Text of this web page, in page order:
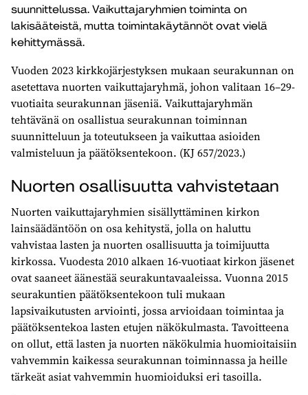
suunnittelussa. Vaikuttajaryhmien toiminta on
lakisääteistä, mutta toimintakäytännöt ovat vielä
kehittymässä.
Vuoden 2023 kirkkojärjestyksen mukaan seurakunnan on
asetettava nuorten vaikuttajaryhmä, johon valitaan 16–29-
vuotiaita seurakunnan jäseniä. Vaikuttajaryhmän
tehtävänä on osallistua seurakunnan toiminnan
suunnitteluun ja toteutukseen ja vaikuttaa asioiden
valmisteluun ja päätöksentekoon. (KJ 657/2023.)
Nuorten osallisuutta vahvistetaan
Nuorten vaikuttajaryhmien sisällyttäminen kirkon
lainsäädäntöön on osa kehitystä, jolla on haluttu
vahvistaa lasten ja nuorten osallisuutta ja toimijuutta
kirkossa. Vuodesta 2010 alkaen 16-vuotiaat kirkon jäsenet
ovat saaneet äänestää seurakuntavaaleissa. Vuonna 2015
seurakuntien päätöksentekoon tuli mukaan
lapsivaikutusten arviointi, jossa arvioidaan toimintaa ja
päätöksentekoa lasten etujen näkökulmasta. Tavoitteena
on ollut, että lasten ja nuorten näkökulmia huomioitaisiin
vahvemmin kaikessa seurakunnan toiminnassa ja heille
tärkeät asiat vahvemmin huomioiduksi eri tasoilla.